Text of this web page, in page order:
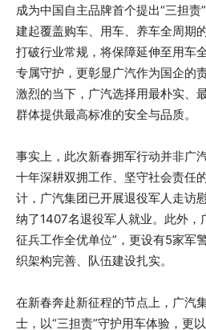
成为中国自主品牌首个提出“三担
建起覆盖购车、用车、养车全周期
打破行业常规，将保障延伸至用车
专属守护，更彰显广汽作为国企的
激烈的当下，广汽选择用最朴实、
群体提供最高标准的安全与品质。
事实上，此次新春拥军行动并非广
十年深耕双拥工作、坚守社会责任
计，广汽集团已开展退役军人走访
纳了1407名退役军人就业。此外，
征兵工作全优单位”，更设有5家军
织架构完善、队伍建设扎实。
在新春奔赴新征程的节点上，广汽
士，以“三担责”守护用车体验，更